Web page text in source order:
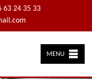
63 24 35 33
MENU